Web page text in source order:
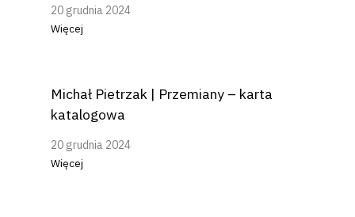
20 grudnia 2024
Więcej
Michał Pietrzak | Przemiany – karta
katalogowa
20 grudnia 2024
Więcej